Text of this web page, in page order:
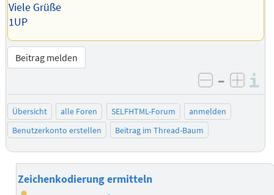
Viele Grüße
1UP
Beitrag melden
negativ
–
Übersicht alle Foren SELFHTML-Forum
anmelden
Benutzerkonto erstellen
Beitrag im Thread-Baum
Zeichenkodierung ermitteln